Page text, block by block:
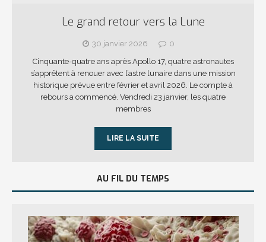
Le grand retour vers la Lune
30 janvier 2026
0
Cinquante-quatre ans après Apollo 17, quatre astronautes
s’apprêtent à renouer avec l’astre lunaire dans une mission
historique prévue entre février et avril 2026. Le compte à
rebours a commencé. Vendredi 23 janvier, les quatre
membres
LIRE LA SUITE
AU FIL DU TEMPS